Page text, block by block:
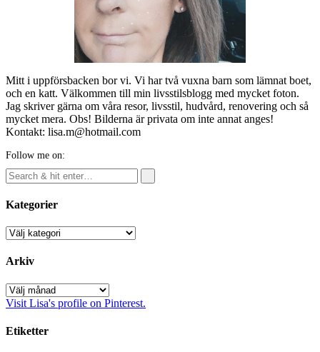
Mitt i uppförsbacken bor vi. Vi har två vuxna barn som lämnat boet,
och en katt. Välkommen till min livsstilsblogg med mycket foton.
Jag skriver gärna om våra resor, livsstil, hudvård, renovering och så
mycket mera. Obs! Bilderna är privata om inte annat anges!
Kontakt: lisa.m@hotmail.com
Follow me on:
Kategorier
Kategorier
Arkiv
Arkiv
Visit Lisa's profile on Pinterest.
Etiketter